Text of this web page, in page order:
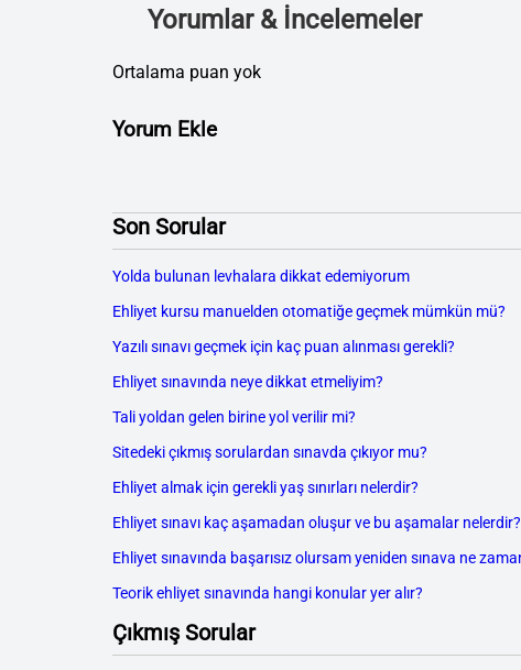
Yorumlar & İncelemeler
Ortalama puan yok
Yorum Ekle
Son Sorular
Yolda bulunan levhalara dikkat edemiyorum
Ehliyet kursu manuelden otomatiğe geçmek mümkün mü?
Yazılı sınavı geçmek için kaç puan alınması gerekli?
Ehliyet sınavında neye dikkat etmeliyim?
Tali yoldan gelen birine yol verilir mi?
Sitedeki çıkmış sorulardan sınavda çıkıyor mu?
Ehliyet almak için gerekli yaş sınırları nelerdir?
Ehliyet sınavı kaç aşamadan oluşur ve bu aşamalar nelerdir?
Ehliyet sınavında başarısız olursam yeniden sınava ne
Teorik ehliyet sınavında hangi konular yer alır?
Çıkmış Sorular